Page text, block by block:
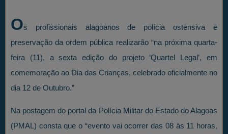
Os profissionais alagoanos de polícia ostensiva e
preservação da ordem pública realizarão “na próxima quarta-
feira (11), a sexta edição do projeto ‘Quartel Legal’, em
comemoração ao Dia das Crianças, celebrado oficialmente no
dia 12 de Outubro.”
Na postagem do portal da Polícia Militar do Estado do Alagoas
(PMAL) consta que o “evento vai ocorrer das 08 às 11 horas,